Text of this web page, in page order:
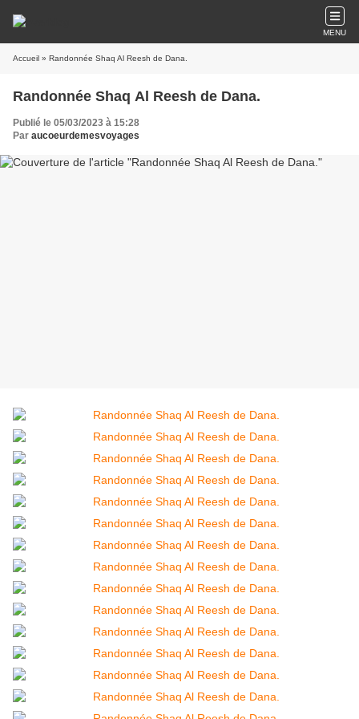
MENU
Accueil » Randonnée Shaq Al Reesh de Dana.
Randonnée Shaq Al Reesh de Dana.
Publié le 05/03/2023 à 15:28
Par aucoeurdemesvoyages